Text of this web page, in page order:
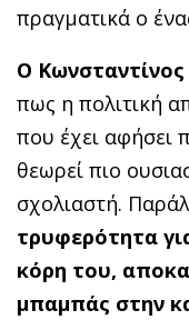
πραγματικά ο
Ο
πως η πολιτική
που έχει αφήσει
θεωρεί πιο
σχολιαστή.
τρυφερότητα
κόρη του,
μπαμπάς στην